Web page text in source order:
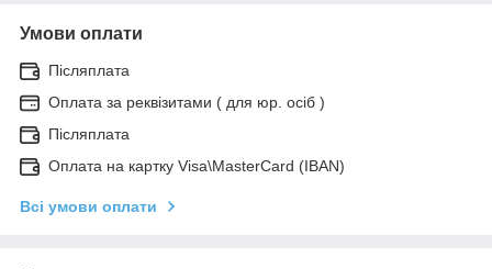
Умови оплати
Післяплата
Оплата за реквізитами ( для юр. осіб )
Післяплата
Оплата на картку Visa\MasterCard (IBAN)
Всі умови оплати